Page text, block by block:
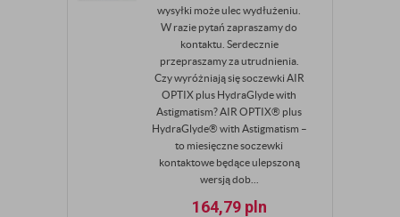
wysyłki może ulec wydłużeniu.
W razie pytań zapraszamy do
kontaktu. Serdecznie
przepraszamy za utrudnienia.
Czy wyróżniają się soczewki AIR
OPTIX plus HydraGlyde with
Astigmatism? AIR OPTIX® plus
HydraGlyde® with Astigmatism –
to miesięczne soczewki
kontaktowe będące ulepszoną
wersją dob...
164,79 pln